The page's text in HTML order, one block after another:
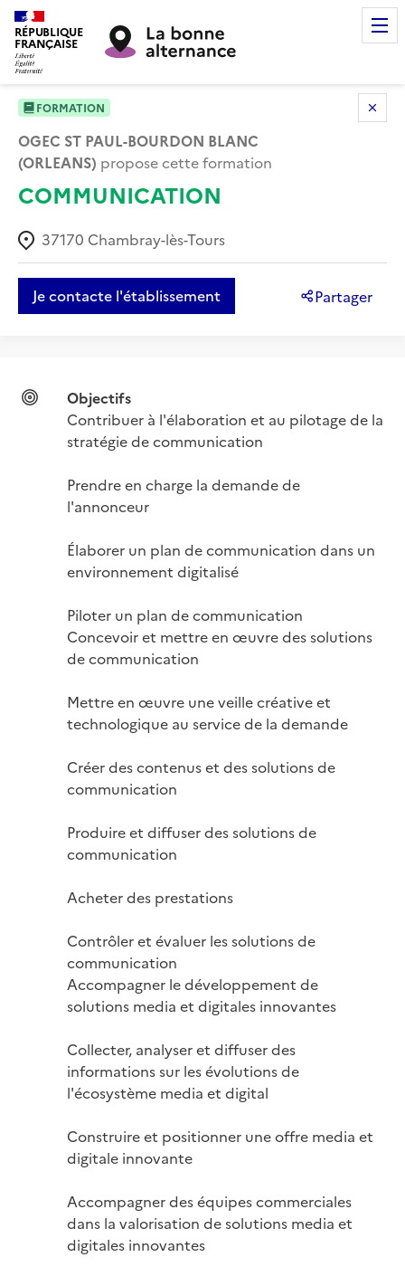
RÉPUBLIQUE
FRANÇAISE
FORMATION
OGEC ST PAUL-BOURDON BLANC
(ORLEANS) propose cette formation
COMMUNICATION
37170 Chambray-lès-Tours
Je contacte l'établissement Partager
Objectifs
Contribuer à l'élaboration et au pilotage de la
stratégie de communication
Prendre en charge la demande de
l'annonceur
Élaborer un plan de communication dans un
environnement digitalisé
Piloter un plan de communication
Concevoir et mettre en œuvre des solutions
de communication
Mettre en œuvre une veille créative et
technologique au service de la demande
Créer des contenus et des solutions de
communication
Produire et diffuser des solutions de
communication
Acheter des prestations
Contrôler et évaluer les solutions de
communication
Accompagner le développement de
solutions media et digitales innovantes
Collecter, analyser et diffuser des
informations sur les évolutions de
l'écosystème media et digital
Construire et positionner une offre media et
digitale innovante
Accompagner des équipes commerciales
dans la valorisation de solutions media et
digitales innovantes